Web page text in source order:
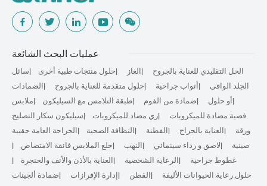
عمليات البحث الشائعة
الحل التقليدي للعناية بالجروح الغاز حلول منتجات طبية أخرى
سائل
الجلد الواقي
أثواب جراحية حلول متقدمة للعناية بالجروح
الضمادات
أو حلول
ضمادة من الفوم طبقة التلامس مع السيليكون
ملابس
فضية مضادة للميكروبات
زي مضاد للميكروبات
سيليكون سكار التصليح
ورقة
العناية بالجراح الفطنة النظافة الصحية
الجراحة العامة حقيبة
صينية
لاصق و رداء سينمائي النهب
خلع الملابس فائقة الامتصاص
غطوط جراحية
الرعاية الشخصية
العناية بالأذن والأنف والحنجرة
حلول رعاية الحيوانات الأليفة
القطن إدارة الإفرازات
ضمادة ألجينات